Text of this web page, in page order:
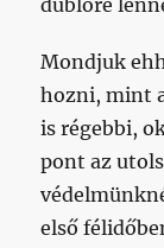
dublőre
Mondjuk
hozni, mint
is régebbi,
pont az
első